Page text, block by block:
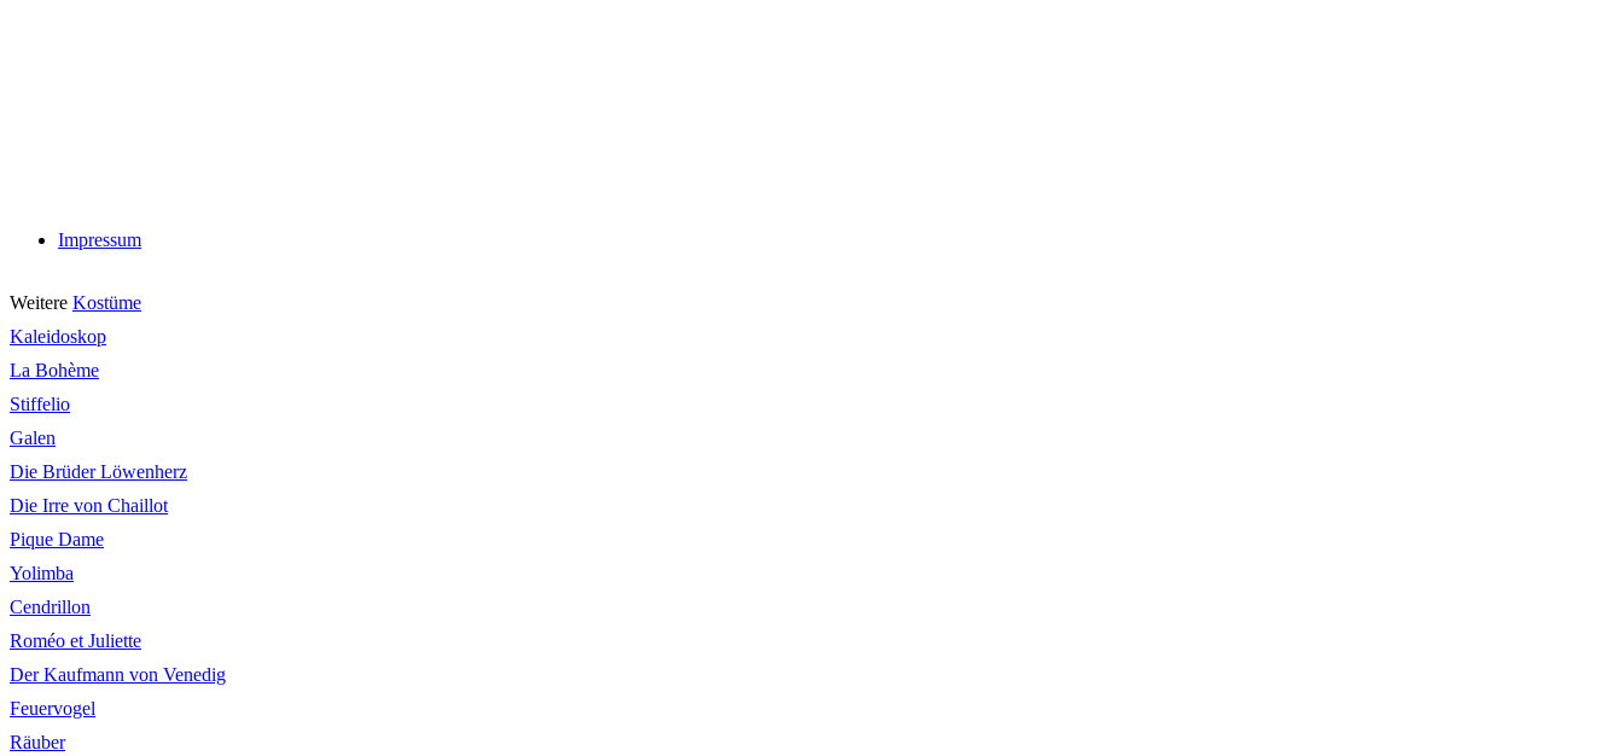
Impressum
Weitere Kostüme
Kaleidoskop
La Bohème
Stiffelio
Galen
Die Brüder Löwenherz
Die Irre von Chaillot
Pique Dame
Yolimba
Cendrillon
Roméo et Juliette
Der Kaufmann von Venedig
Feuervogel
Räuber